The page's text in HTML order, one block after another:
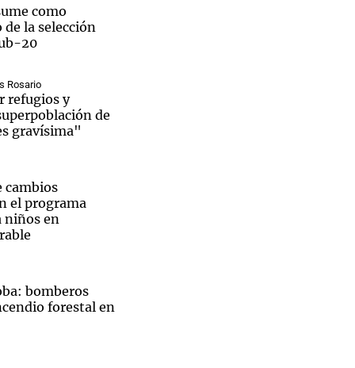
como
la selección
20
Rosario
refugios y
de
gravísima"
cambios
el programa
niños en
bomberos
forestal en